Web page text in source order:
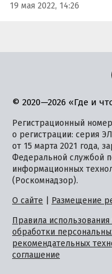
19 мая 2022, 14:26
© 2020—2026 «Где и
Регистрационный
о регистрации: серия
от 15 марта 2021 года,
Федеральной службой
информационных
(Роскомнадзор).
О сайте
Размещение
Правила
обработки
рекомендательных
соглашение